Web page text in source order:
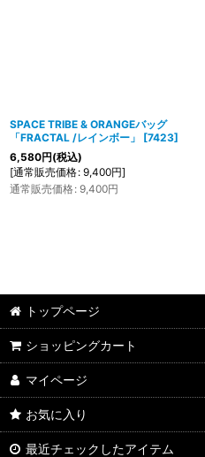
SPACE TRIBE & ORANGEバッグ
「FRACTAL /レインボー」
[7423]
6,580円(税込)
[通常販売価格: 9,400円]
通常販売価格: 9,400円
トップページ
ショッピングカート
マイページ
お気に入り
最近チェックしたアイテム